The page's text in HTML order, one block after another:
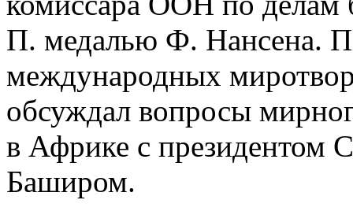
П. медалью Ф. Нансена.
международных
обсуждал вопросы
в Африке с президентом
Баширом.